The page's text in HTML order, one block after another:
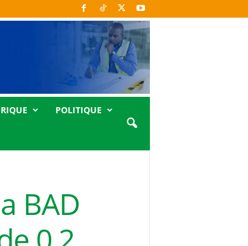
POLITIQUE
BAD